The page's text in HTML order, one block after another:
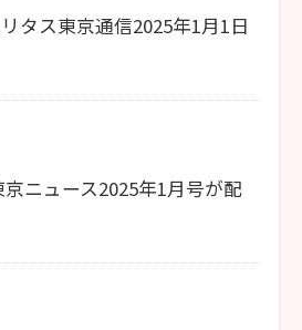
タス東京通信2025年1月1日
ニュース2025年1月号が配